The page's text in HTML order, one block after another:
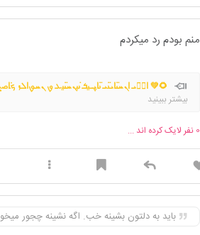
منم بودم رد میکردم
🌻💚 ߊ‌ܭَܝ‌ ߊ‌ܢܚࡅ߳ߊ‌ܝ‌ࡅ߳ܝ‌ ࡅ߳ߊ‌ܝ݆ߺࡅ࡙ܭ ࡅ߭ࡅ࡙ܢܚࡅ߳ࡅ࡙ܥ‌‌ ࡐ‌ ܢܚࡐ‌ߊ‌ܠܙ
ܫߊ‌ܢܚ݅ܧࡅ߳ܩܢ ࡐ‌ܢ̣ܝ‌ߊ‌ܨ ܣܩܘ ܥ݆ࡅ࡙ܝ̇‌ ܢܚ݅ܭܝ‌ࡅ߳ߺߺܙ🌱💚
بیشتر ببینید
0 نفر لایک کرده اند ...
باید به دلتون بشینه خب. اگه نشینه چجور